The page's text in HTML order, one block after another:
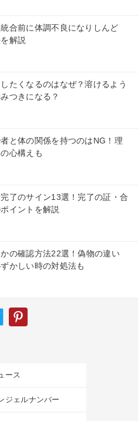
合前に体調不良になりしんど
解説
たくなるのはなぜ？溶けるよう
つきになる？
と体の関係を持つのはNG！理
心構えも
了のサイン13選！完了の証・合
イントを解説
の確認方法22選！偽物の違い
かしい時の対処法も
ース
ジェルナンバー